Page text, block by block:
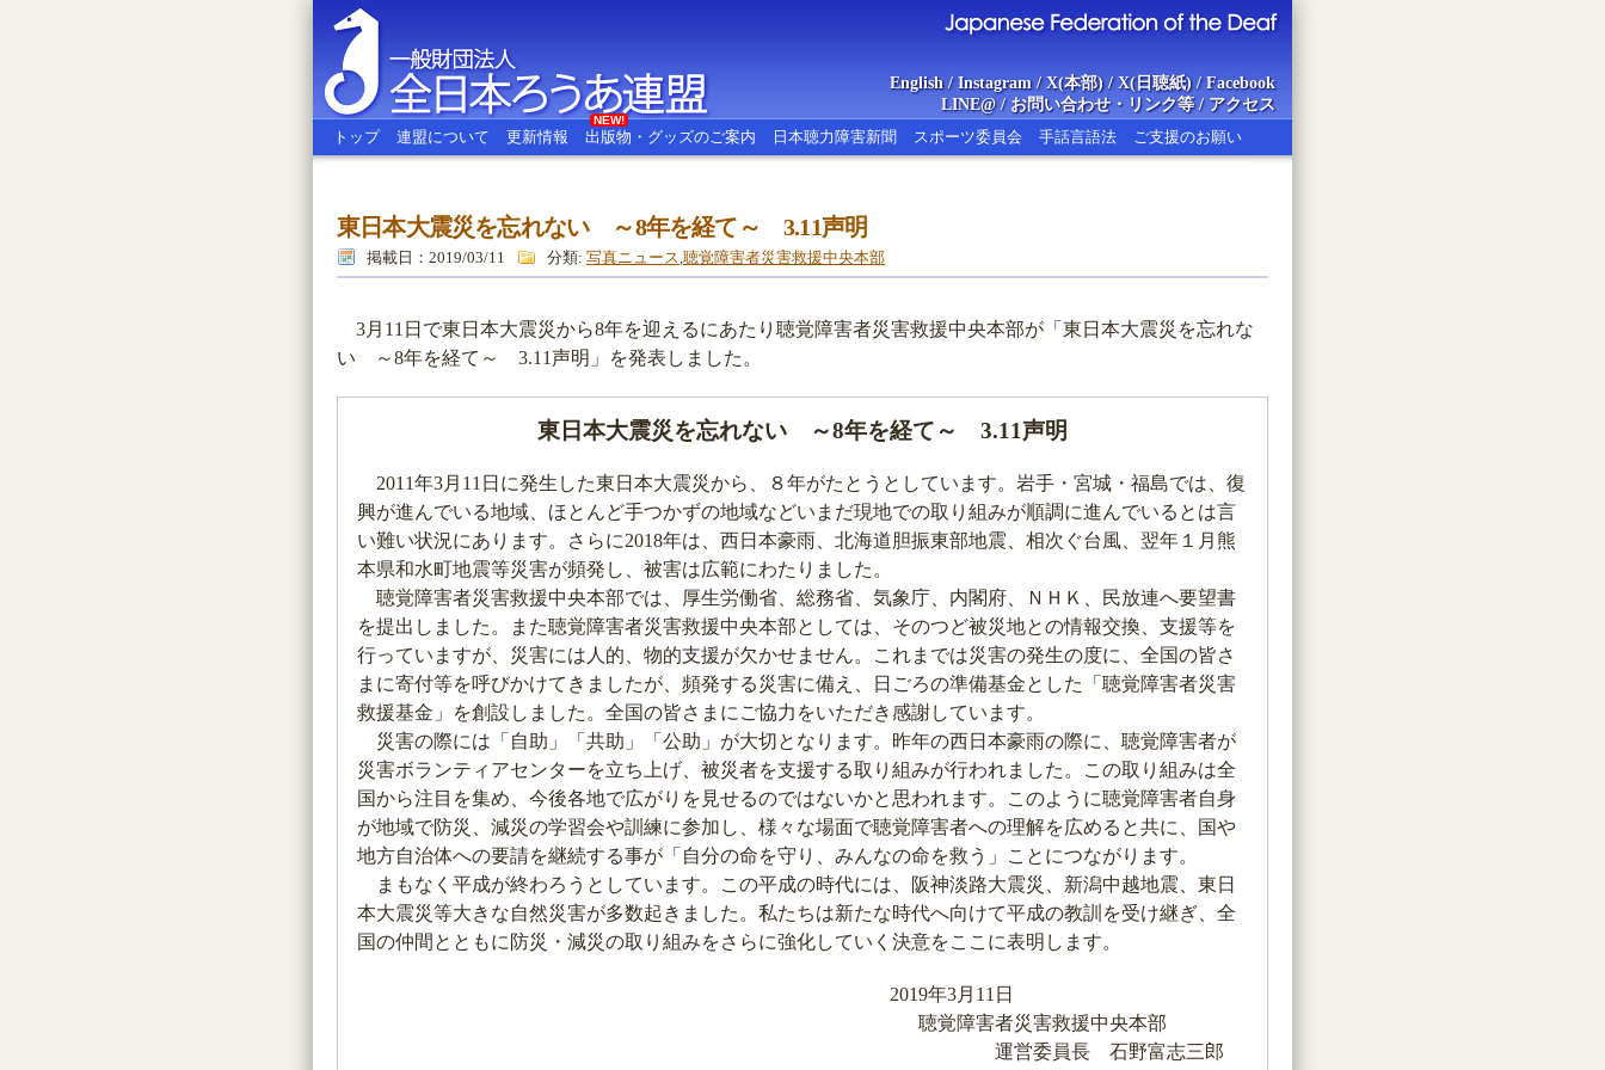
全日本ろうあ連盟
English/ Instagram/ X(本部)/ X(日聴紙)/ Facebook
LINE@/ お問い合わせ・リンク等/ アクセス
トップ
連盟について 更新情報 出版物・グッズのご案内
NEW!
日本聴力障害新聞 スポーツ委員会 手話言語法 ご支援のお願い
東日本大震災を忘れない ～8年を経て～ 3.11声明
掲載日：2019/03/11 分類: 写真ニュース,聴覚障害者災害救援中央本部
3月11日で東日本大震災から8年を迎えるにあたり聴覚障害者災害救援中央本部が「東日本大震災を忘れな
い ～8年を経て～ 3.11声明」を発表しました。
東日本大震災を忘れない ～8年を経て～ 3.11声明
2011年3月11日に発生した東日本大震災から、８年がたとうとしています。岩手・宮城・福島では、復
興が進んでいる地域、ほとんど手つかずの地域などいまだ現地での取り組みが順調に進んでいるとは言
い難い状況にあります。さらに2018年は、西日本豪雨、北海道胆振東部地震、相次ぐ台風、翌年１月熊
本県和水町地震等災害が頻発し、被害は広範にわたりました。
聴覚障害者災害救援中央本部では、厚生労働省、総務省、気象庁、内閣府、ＮＨＫ、民放連へ要望書
を提出しました。また聴覚障害者災害救援中央本部としては、そのつど被災地との情報交換、支援等を
行っていますが、災害には人的、物的支援が欠かせません。これまでは災害の発生の度に、全国の皆さ
まに寄付等を呼びかけてきましたが、頻発する災害に備え、日ごろの準備基金とした「聴覚障害者災害
救援基金」を創設しました。全国の皆さまにご協力をいただき感謝しています。
災害の際には「自助」「共助」「公助」が大切となります。昨年の西日本豪雨の際に、聴覚障害者が
災害ボランティアセンターを立ち上げ、被災者を支援する取り組みが行われました。この取り組みは全
国から注目を集め、今後各地で広がりを見せるのではないかと思われます。このように聴覚障害者自身
が地域で防災、減災の学習会や訓練に参加し、様々な場面で聴覚障害者への理解を広めると共に、国や
地方自治体への要請を継続する事が「自分の命を守り、みんなの命を救う」ことにつながります。
まもなく平成が終わろうとしています。この平成の時代には、阪神淡路大震災、新潟中越地震、東日
本大震災等大きな自然災害が多数起きました。私たちは新たな時代へ向けて平成の教訓を受け継ぎ、全
国の仲間とともに防災・減災の取り組みをさらに強化していく決意をここに表明します。
2019年3月11日
聴覚障害者災害救援中央本部
運営委員長 石野富志三郎